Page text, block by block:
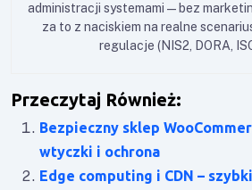
administracji systemami — bez
za to z naciskiem na realne
regulacje (NIS2, DORA,
Przeczytaj Również:
Bezpieczny sklep
wtyczki i ochrona
Edge computing i CDN –